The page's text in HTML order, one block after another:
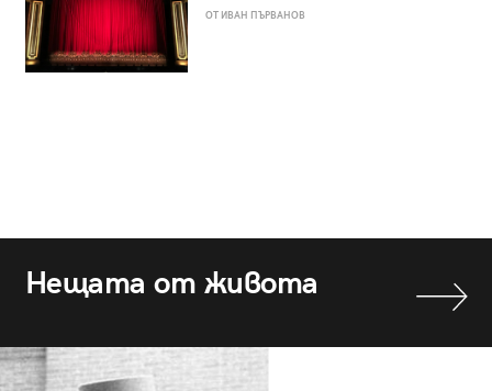
ОТ ИВАН ПЪРВАНОВ
Нещата от живота